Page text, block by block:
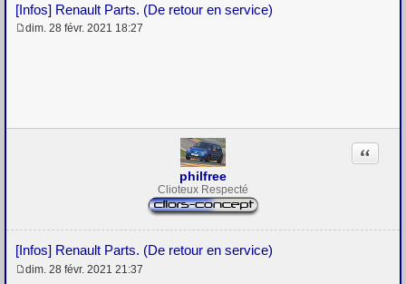
[Infos] Renault Parts. (De retour en service)
dim. 28 févr. 2021 18:27
philfree
Clioteux Respecté
[Infos] Renault Parts. (De retour en service)
Citation
dim. 28 févr. 2021 21:37